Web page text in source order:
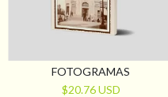
FOTOGRAMAS
$20.76 USD